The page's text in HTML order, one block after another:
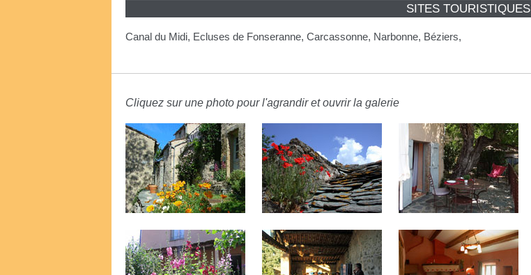
SITES TOURISTIQUES
Canal du Midi, Ecluses de Fonseranne, Carcassonne, Narbonne, Béziers,
Cliquez sur une photo pour l'agrandir et ouvrir la galerie